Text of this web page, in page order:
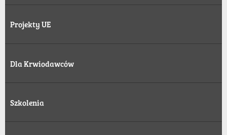
Projekty UE
Dla Krwiodawców
Szkolenia